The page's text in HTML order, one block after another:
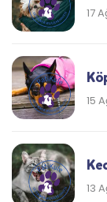
17
15
13